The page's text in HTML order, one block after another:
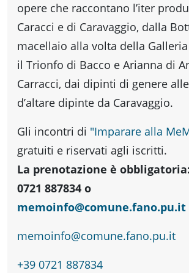
Informazioni
Guide
Fano
Accessibili
opere che raccontano l’iter
Caracci e di Caravaggio, dalla
macellaio alla volta della
il Trionfo di Bacco e Arianna di
Carracci, dai dipinti di genere
d’altare dipinte da Caravaggio.
Gli incontri di "Imparare alla
gratuiti e riservati agli iscritti.
La prenotazione è obbligatoria:
0721 887834 o
memoinfo@comune.fano.pu.it
memoinfo@comune.fano.pu.it
+39 0721 887834